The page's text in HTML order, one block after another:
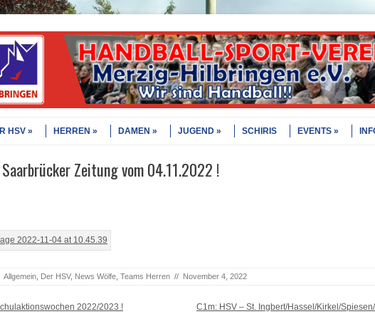
HSV HERREN DAMEN JUGEND SCHIRIS EVENTS
Zeitung vom 04.11.2022 !
Allgemein Der HSV, News Wölfe Teams Herren // November 4, 2022
2022/2023 !
C1m: HSV – St. Ingbert/Hassel/Kirkel/